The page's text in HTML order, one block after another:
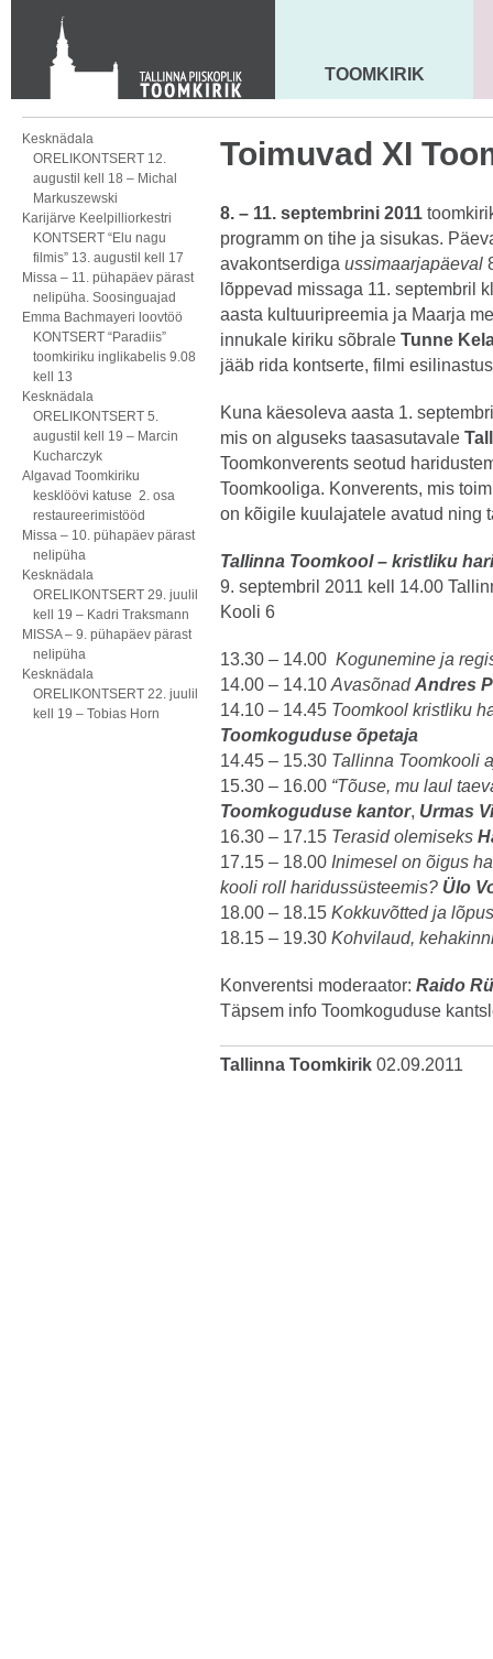
Toom-Kooli 6, 10130 TALLINN
tallinna.toom
+372 644 4140
MAARJA KIRIK
TOOMKIRIK
Kesknädala
ORELIKONTSERT 12.
augustil kell 18 – Michal
Markuszewski
Karijärve Keelpilliorkestri
KONTSERT “Elu nagu
filmis” 13. augustil kell 17
Missa – 11. pühapäev pärast
nelipüha. Soosinguajad
Emma Bachmayeri loovtöö
KONTSERT “Paradiis”
toomkiriku inglikabelis 9.08
kell 13
Kesknädala
ORELIKONTSERT 5.
augustil kell 19 – Marcin
Kucharczyk
Algavad Toomkiriku
kesklöövi katuse 2. osa
restaureerimistööd
Missa – 10. pühapäev pärast
nelipüha
Kesknädala
ORELIKONTSERT 29. juulil
kell 19 – Kadri Traksmann
MISSA – 9. pühapäev pärast
nelipüha
Kesknädala
ORELIKONTSERT 22. juulil
kell 19 – Tobias Horn
Toimuvad XI
8. – 11. septembrini 2011
programm on tihe ja sisukas.
avakontserdiga ussimaarjapäeval
lõppevad missaga 11. septembril
aasta kultuuripreemia ja Maarja
innukale kiriku sõbrale Tunne
jääb rida kontserte, filmi
Kuna käesoleva aasta 1.
mis on alguseks taasasutavale
Toomkonverents seotud
Toomkooliga. Konverents, mis
on kõigile kuulajatele avatud ning
Tallinna Toomkool – kristliku
9. septembril 2011 kell 14.00
Kooli 6
13.30 – 14.00 Kogunemine ja
14.00 – 14.10 Avasõnad Andres
14.10 – 14.45 Toomkool kristliku
Toomkoguduse õpetaja
14.45 – 15.30 Tallinna Toomkooli
15.30 – 16.00 “Tõuse, mu laul
Toomkoguduse kantor, Urmas
16.30 – 17.15 Terasid olemiseks
17.15 – 18.00 Inimesel on õigus
kooli roll haridussüsteemis? Ülo
18.00 – 18.15 Kokkuvõtted ja
18.15 – 19.30 Kohvilaud,
Konverentsi moderaator: Raido
Täpsem info Toomkoguduse
Tallinna Toomkirik 02.09.2011